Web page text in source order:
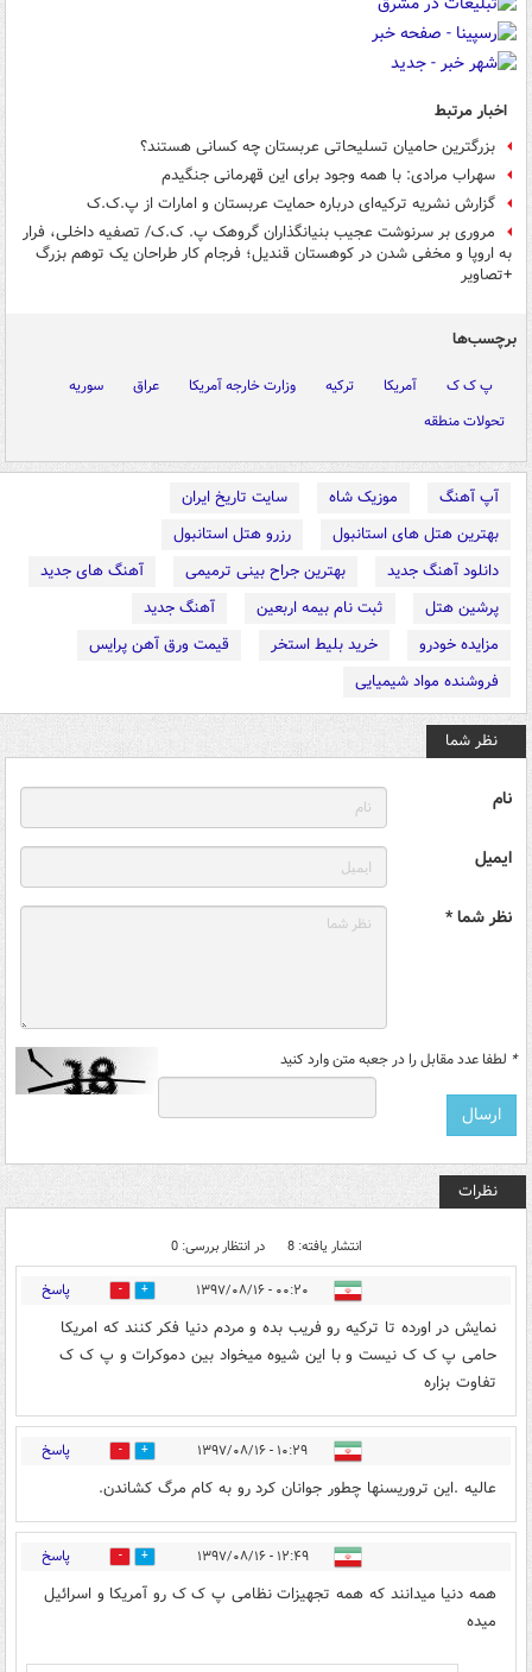
اخبار مرتبط
بزرگترین حامیان تسلیحاتی عربستان چه کسانی هستند؟
سهراب مرادی: با همه وجود برای این قهرمانی جنگیدم
گزارش نشریه ترکیه‌ای درباره حمایت عربستان و امارات از پ.ک.ک
مروری بر سرنوشت عجیب بنیانگذاران گروهک پ. ک.ک/ تصفیه داخلی، فرار
به اروپا و مخفی شدن در کوهستان قندیل؛ فرجام کار طراحان یک توهم بزرگ
+تصاویر
برچسب‌ها
پ ک ک آمریکا ترکیه وزارت خارجه آمریکا عراق
سوریه
تحولات منطقه
آپ آهنگ موزیک شاه
سایت تاریخ ایران
بهترین هتل های استانبول
رزرو هتل استانبول
دانلود آهنگ جدید
بهترین جراح بینی ترمیمی
آهنگ های جدید
پرشین هتل
ثبت نام بیمه اربعین
آهنگ جدید
مزایده خودرو
خرید بلیط استخر
قیمت ورق آهن پرایس
فروشنده مواد شیمیایی
نظر شما
نام
ایمیل
نظر شما *
* لطفا عدد مقابل را در جعبه متن وارد کنید
نظرات
انتشار یافته: 8 در انتظار بررسی: 0
۰۰:۲۰ - ۱۳۹۷/۰۸/۱۶ 21 پاسخ
نمایش در اورده تا ترکیه رو فریب بده و مردم دنیا فکر کنند که امریکا
حامی پ ک ک نیست و با این شیوه میخواد بین دموکرات و پ ک ک
تفاوت بزاره
۱۰:۲۹ - ۱۳۹۷/۰۸/۱۶ 4 پاسخ
عاليه .اين تروريسنها چطور جوانان كرد رو به كام مرگ كشاندن.
۱۲:۴۹ - ۱۳۹۷/۰۸/۱۶ 11 پاسخ
همه دنیا میدانند که همه تجهیزات نظامی پ ک ک رو آمریکا و اسرائیل
میده